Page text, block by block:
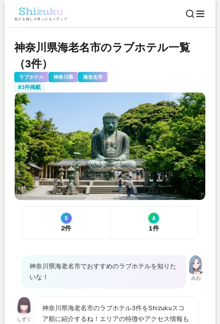
神奈川県海老名市のラブホテル一覧
（3件）
ラブホテル 神奈川県 海老名市
#3件掲載
S
2件
A
1件
みお
神奈川県海老名市でおすすめのラブホテルを知りた
いな！
しずく
神奈川県海老名市のラブホテル3件をShizukuスコ
ア順に紹介するね！エリアの特徴やアクセス情報も